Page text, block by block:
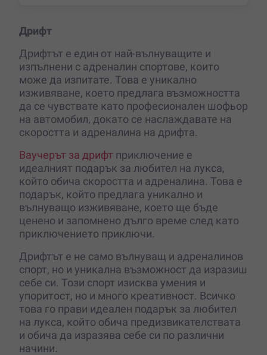
Дрифт
Дрифтът е един от най-вълнуващите и
изпълнени с адреналин спортове, които
може да изпитате. Това е уникално
изживяване, което предлага възможността
да се чувствате като професионален шофьор
на автомобил, докато се наслаждавате на
скоростта и адреналина на дрифта.
Ваучерът за дрифт приключение е
идеалният подарък за любител на лукса,
който обича скоростта и адреналина. Това е
подарък, който предлага уникално и
вълнуващо изживяване, което ще бъде
ценено и запомнено дълго време след като
приключението приключи.
Дрифтът е не само вълнуващ и адреналинов
спорт, но и уникална възможност да изразиш
себе си. Този спорт изисква умения и
упоритост, но и много креативност. Всичко
това го прави идеален подарък за любител
на лукса, който обича предизвикателствата
и обича да изразява себе си по различни
начини.